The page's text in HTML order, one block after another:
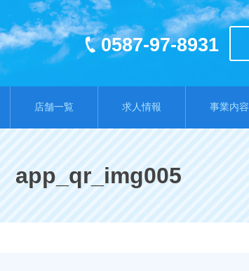
0587-97-8931
店舗一覧 求人情報 事業内容
app_qr_img005